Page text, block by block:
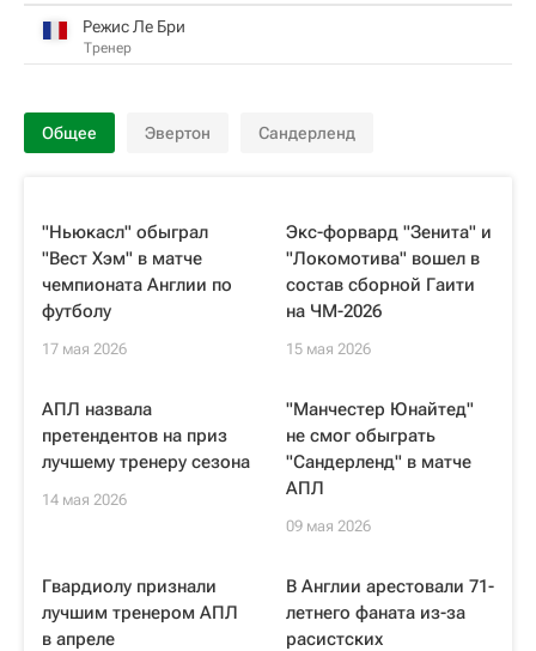
Режис Ле Бри
Тренер
Общее Эвертон Сандерленд
"Ньюкасл" обыграл
"Вест Хэм" в матче
чемпионата Англии по
футболу
17 мая 2026
Экс-форвард "Зенита" и
"Локомотива" вошел в
состав сборной Гаити
на ЧМ-2026
15 мая 2026
АПЛ назвала
претендентов на приз
лучшему тренеру сезона
14 мая 2026
"Манчестер Юнайтед"
не смог обыграть
"Сандерленд" в матче
АПЛ
09 мая 2026
Гвардиолу признали
лучшим тренером АПЛ
в апреле
В Англии арестовали 71-
летнего фаната из-за
расистских